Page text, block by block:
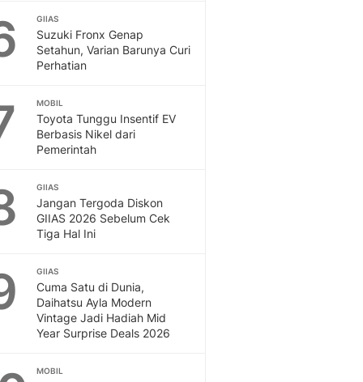
GIIAS
Suzuki Fronx Genap
Setahun, Varian Barunya Curi
Perhatian
MOBIL
Toyota Tunggu Insentif EV
Berbasis Nikel dari
Pemerintah
GIIAS
Jangan Tergoda Diskon
GIIAS 2026 Sebelum Cek
Tiga Hal Ini
GIIAS
Cuma Satu di Dunia,
Daihatsu Ayla Modern
Vintage Jadi Hadiah Mid
Year Surprise Deals 2026
MOBIL